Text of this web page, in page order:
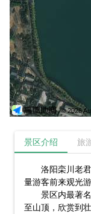
© 2026
景区介绍 旅
洛阳栾川老
量游客前来观光游
景区内最著
至山顶，欣赏到